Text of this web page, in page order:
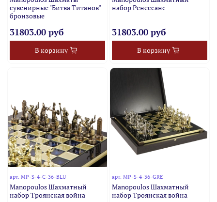
сувенирные "Битва Титанов"
бронзовые
31803.00 руб
В корзину
набор Ренессанс
31803.00 руб
В корзину
арт.MP-S-4-C-36-BLU
Manopoulos Шахматный
набор Троянская война
арт. MP-S-4-36-GRE
Manopoulos Шахматный
набор Троянская война